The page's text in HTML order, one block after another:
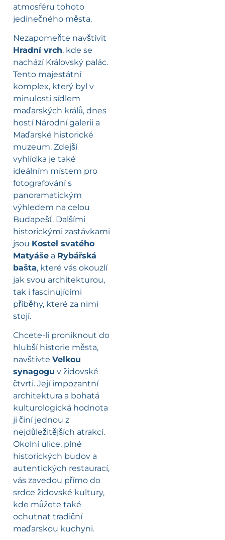
atmosféru tohoto
jedinečného města.
Nezapomeňte navštívit
Hradní vrch, kde se
nachází Královský palác.
Tento majestátní
komplex, který byl v
minulosti sídlem
maďarských králů, dnes
hostí Národní galerii a
Maďarské historické
muzeum. Zdejší
vyhlídka je také
ideálním místem pro
fotografování s
panoramatickým
výhledem na celou
Budapešť. Dalšími
historickými zastávkami
jsou Kostel svatého
Matyáše a Rybářská
bašta, které vás okouzlí
jak svou architekturou,
tak i fascinujícími
příběhy, které za nimi
stojí.
Chcete-li proniknout do
hlubší historie města,
navštivte Velkou
synagogu v židovské
čtvrti. Její impozantní
architektura a bohatá
kulturologická hodnota
ji činí jednou z
nejdůležitějších atrakcí.
Okolní ulice, plné
historických budov a
autentických restaurací,
vás zavedou přímo do
srdce židovské kultury,
kde můžete také
ochutnat tradiční
maďarskou kuchyni.